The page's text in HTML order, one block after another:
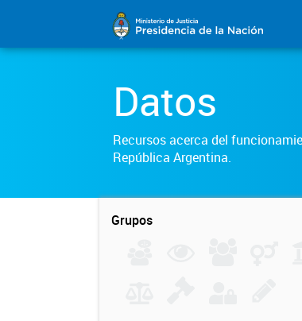
Datos
Recursos acerca del
República Argentina.
Grupos